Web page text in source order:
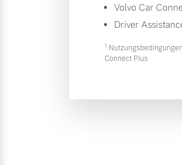
Volvo Car
Driver
1
Connect Plus